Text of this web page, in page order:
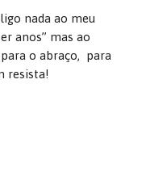
nada ao meu
anos” mas ao
o abraço, para
resista!